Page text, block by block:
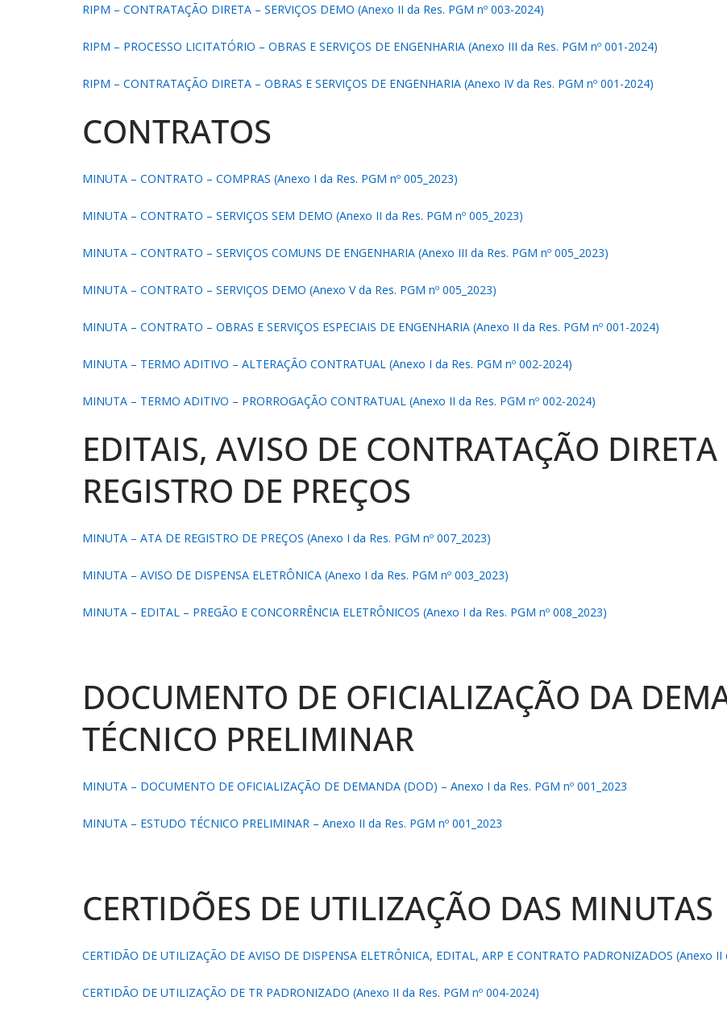
RIPM – CONTRATAÇÃO DIRETA – SERVIÇOS DEMO (Anexo II da Res. PGM nº 003-2024)
RIPM – PROCESSO LICITATÓRIO – OBRAS E SERVIÇOS DE ENGENHARIA (Anexo III da Res. PGM nº 001-2024)
RIPM – CONTRATAÇÃO DIRETA – OBRAS E SERVIÇOS DE ENGENHARIA (Anexo IV da Res. PGM nº 001-2024)
CONTRATOS
MINUTA – CONTRATO – COMPRAS (Anexo I da Res. PGM nº 005_2023)
MINUTA – CONTRATO – SERVIÇOS SEM DEMO (Anexo II da Res. PGM nº 005_2023)
MINUTA – CONTRATO – SERVIÇOS COMUNS DE ENGENHARIA (Anexo III da Res. PGM nº 005_2023)
MINUTA – CONTRATO – SERVIÇOS DEMO (Anexo V da Res. PGM nº 005_2023)
MINUTA – CONTRATO – OBRAS E SERVIÇOS ESPECIAIS DE ENGENHARIA (Anexo II da Res. PGM nº 001-2024)
MINUTA – TERMO ADITIVO – ALTERAÇÃO CONTRATUAL (Anexo I da Res. PGM nº 002-2024)
MINUTA – TERMO ADITIVO – PRORROGAÇÃO CONTRATUAL (Anexo II da Res. PGM nº 002-2024)
EDITAIS, AVISO DE CONTRATAÇÃO DIRETA
REGISTRO DE PREÇOS
MINUTA – ATA DE REGISTRO DE PREÇOS (Anexo I da Res. PGM nº 007_2023)
MINUTA – AVISO DE DISPENSA ELETRÔNICA (Anexo I da Res. PGM nº 003_2023)
MINUTA – EDITAL – PREGÃO E CONCORRÊNCIA ELETRÔNICOS (Anexo I da Res. PGM nº 008_2023)
DOCUMENTO DE OFICIALIZAÇÃO DA
TÉCNICO PRELIMINAR
MINUTA – DOCUMENTO DE OFICIALIZAÇÃO DE DEMANDA (DOD) – Anexo I da Res. PGM nº 001_2023
MINUTA – ESTUDO TÉCNICO PRELIMINAR – Anexo II da Res. PGM nº 001_2023
CERTIDÕES DE UTILIZAÇÃO DAS MINUTAS
CERTIDÃO DE UTILIZAÇÃO DE AVISO DE DISPENSA ELETRÔNICA, EDITAL, ARP E CONTRATO PADRONIZADOS (Anexo
CERTIDÃO DE UTILIZAÇÃO DE TR PADRONIZADO (Anexo II da Res. PGM nº 004-2024)